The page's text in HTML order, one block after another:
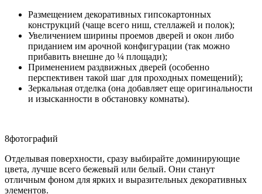
Размещением декоративных гипсокартонных
конструкций (чаще всего ниш, стеллажей и полок);
Увеличением ширины проемов дверей и окон либо
приданием им арочной конфигурации (так можно
прибавить внешне до ¼ площади);
Применением раздвижных дверей (особенно
перспективен такой шаг для проходных помещений);
Зеркальная отделка (она добавляет еще оригинальности
и изысканности в обстановку комнаты).
8фотографий
Отделывая поверхности, сразу выбирайте доминирующие
цвета, лучше всего бежевый или белый. Они станут
отличным фоном для ярких и выразительных декоративных
элементов.